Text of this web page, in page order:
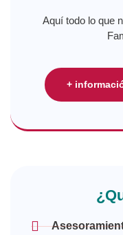
Aquí todo lo que
+